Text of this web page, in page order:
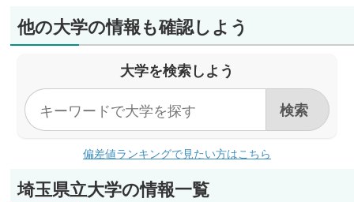
他の大学の情報も確認しよう
大学を検索しよう
偏差値ランキングで見たい方はこちら
埼玉県立大学の情報一覧